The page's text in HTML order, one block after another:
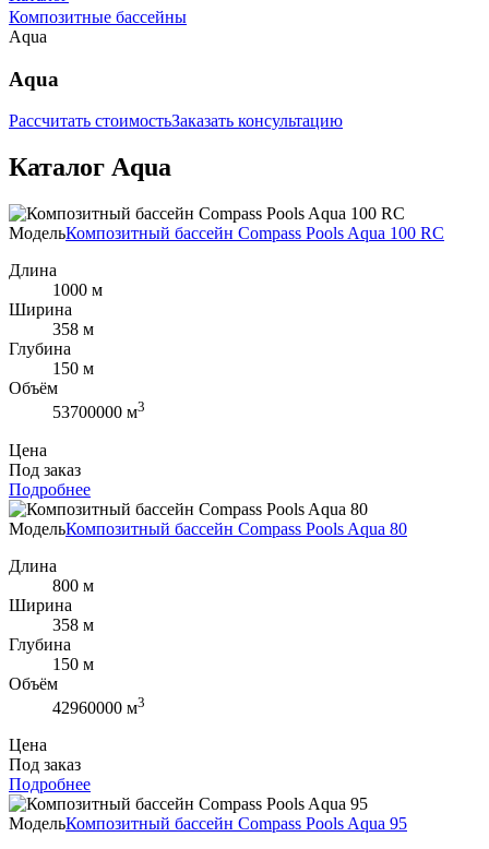
Композитные бассейны
Aqua
Aqua
Рассчитать стоимостьЗаказать консультацию
Каталог Aqua
МодельКомпозитный бассейн Compass Pools Aqua 100 RC
Длина
1000 м
Ширина
358 м
Глубина
150 м
Объём
53700000 м3
Цена
Под заказ
Подробнее
МодельКомпозитный бассейн Compass Pools Aqua 80
Длина
800 м
Ширина
358 м
Глубина
150 м
Объём
42960000 м3
Цена
Под заказ
Подробнее
МодельКомпозитный бассейн Compass Pools Aqua 95